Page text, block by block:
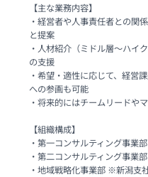
【主な業務内容】
‧経営者や⼈事責任者との関
と提案
‧⼈材紹介（ミドル層〜ハイ
の⽀援
‧希望‧適性に応じて、経営
への参画も可能
‧将来的にはチームリードや
【組織構成】
‧第⼀コンサルティング事業
‧第⼆コンサルティング事業
‧地域戦略化事業部 ※新潟⽀